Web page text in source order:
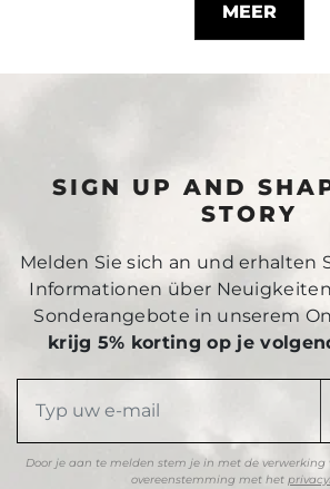
MEER
SIGN UP AND
STORY
Melden Sie sich an und erhalten
Informationen über
Sonderangebote in unserem
krijg 5% korting op je
Door je aan te melden stem je in met de verwerking
overeenstemming met het